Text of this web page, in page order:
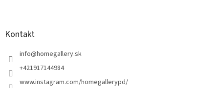
Kontakt
info@homegallery.sk
+421917144984
www.instagram.com/homegallerypd/